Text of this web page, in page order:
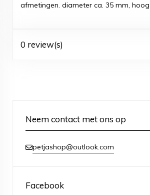
afmetingen. diameter ca. 35 mm,
0 review(s)
Neem contact met ons op
petjashop@outlook.com
Facebook